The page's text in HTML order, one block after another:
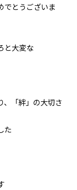
とメンテナンス
の声
でとうございま
と大変な
、「絆」の大切さ
た